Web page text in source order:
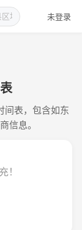
未登录
间表，包含如东
信息。
！